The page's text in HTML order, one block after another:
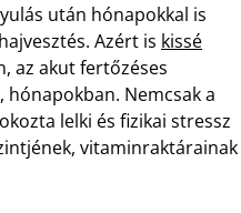
után hónapokkal is
Azért is kissé
az akut fertőzéses
hónapokban. Nemcsak a
lelki és fizikai stressz
vitaminraktárainak